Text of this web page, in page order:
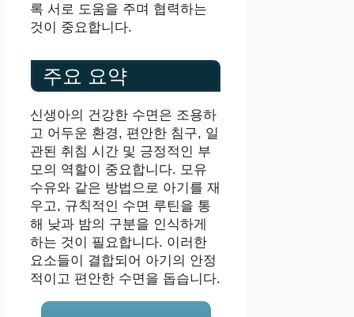
록 서로 도움을 주며 협력하는
것이 중요합니다.
주요 요약
신생아의 건강한 수면은 조용하
고 어두운 환경, 편안한 침구, 일
관된 취침 시간 및 긍정적인 부
모의 역할이 중요합니다. 모유
수유와 같은 방법으로 아기를 재
우고, 규칙적인 수면 루틴을 통
해 낮과 밤의 구분을 인식하게
하는 것이 필요합니다. 이러한
요소들이 결합되어 아기의 안정
적이고 편안한 수면을 돕습니다.